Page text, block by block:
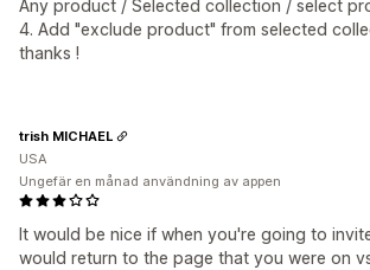
Any product / Selected collection / select
4. Add "exclude product" from selected
thanks !
It would be nice if when you're going to
would return to the page that you were on
trish MICHAEL
USA
Ungefär en månad användning av appen